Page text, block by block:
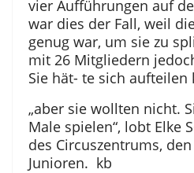
vier Aufführungen auf
war dies der Fall, weil
genug war, um sie zu
mit 26 Mitgliedern
Sie hät- te sich aufteilen
„aber sie wollten nicht.
Male spielen“, lobt Elke
des Circuszentrums,
Junioren. kb